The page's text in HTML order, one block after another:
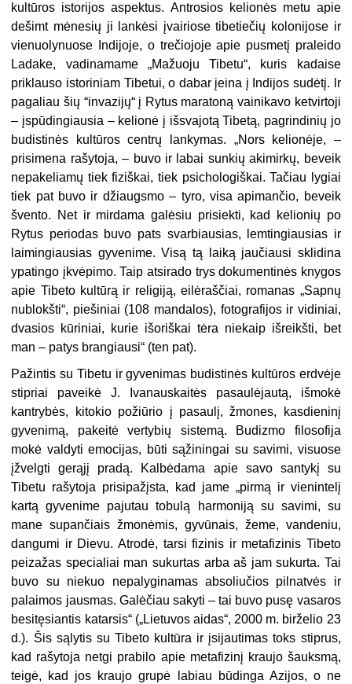
kultūros istorijos aspektus. Antrosios kelionės metu apie
dešimt mėnesių ji lankėsi įvairiose tibetiečių kolonijose ir
vienuolynuose Indijoje, o trečiojoje apie pusmetį praleido
Ladake, vadinamame „Mažuoju Tibetu“, kuris kadaise
priklauso istoriniam Tibetui, o dabar įeina į Indijos sudėtį. lr
pagaliau šių “invazijų“ į Rytus maratoną vainikavo ketvirtoji
– įspūdingiausia – kelionė į išsvajotą Tibetą, pagrindinių jo
budistinės kultūros centrų lankymas. „Nors kelionėje, –
prisimena rašytoja, – buvo ir labai sunkių akimirkų, beveik
nepakeliamų tiek fiziškai, tiek psichologiškai. Tačiau lygiai
tiek pat buvo ir džiaugsmo – tyro, visa apimančio, beveik
švento. Net ir mirdama galėsiu prisiekti, kad kelionių po
Rytus periodas buvo pats svarbiausias, lemtingiausias ir
laimingiausias gyvenime. Visą tą laiką jaučiausi sklidina
ypatingo įkvėpimo. Taip atsira­do trys dokumentinės knygos
apie Tibeto kultūrą ir religiją, eilėraščiai, romanas „Sapnų
nublokšti“, piešiniai (108 mandalos), fotografijos ir vidiniai,
dvasios kūriniai, kurie išoriškai tėra niekaip išreikšti, bet
man – patys brangiausi“ (ten pat).
Pažintis su Tibetu ir gyvenimas budistinės kultūros erdvėje
stipriai paveikė J. Ivanauskaitės pasaulėjautą, išmokė
kantrybės, kitokio požiūrio į pasaulį, žmones, kasdieninį
gyvenimą, pakeitė vertybių sistemą. Budizmo filosofija
mokė valdyti emocijas, būti sąžiningai su savimi, visuose
įžvelgti gerąjį pradą. Kalbėdama apie savo santykį su
Tibetu rašytoja prisipažįsta, kad jame „pirmą ir vienintelį
kartą gyvenime pajutau tobulą harmoniją su savimi, su
mane supančiais žmonėmis, gyvūnais, žeme, vandeniu,
dangumi ir Dievu. Atrodė, tarsi fizinis ir metafizinis Tibeto
peizažas specialiai man sukurtas arba aš jam sukur­ta. Tai
buvo su niekuo nepalyginamas absoliučios pilnatvės ir
palaimos jausmas. Galėčiau sakyti – tai buvo pusę vasaros
besitęsiantis katarsis“ („Lietuvos aidas“, 2000 m. birželio 23
d.). Šis sąlytis su Tibeto kultūra ir įsijautimas toks stiprus,
kad rašytoja netgi prabilo apie metafizinį kraujo šauksmą,
teigė, kad jos kraujo grupė labiau būdinga Azijos, o ne